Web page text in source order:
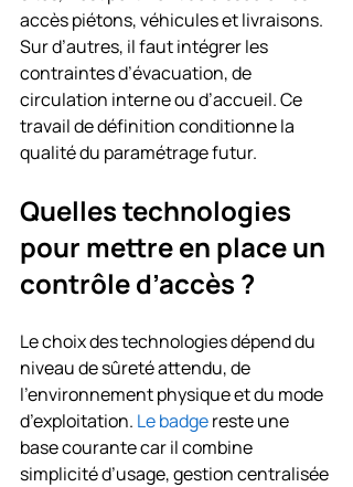
accès piétons, véhicules et livraisons.
Sur d’autres, il faut intégrer les
contraintes d’évacuation, de
circulation interne ou d’accueil. Ce
travail de définition conditionne la
qualité du paramétrage futur.
Quelles technologies
pour mettre en place un
contrôle d’accès ?
Le choix des technologies dépend du
niveau de sûreté attendu, de
l’environnement physique et du mode
d’exploitation. Le badge reste une
base courante car il combine
simplicité d’usage, gestion centralisée